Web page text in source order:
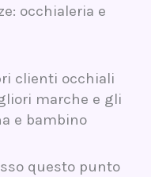
occhialeria e
clienti occhiali
marche e gli
e bambino
questo punto